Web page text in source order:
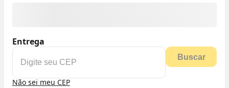
Entrega
Buscar
Não sei meu CEP